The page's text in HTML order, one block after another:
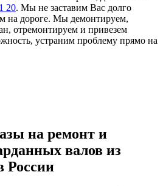
20. Мы не заставим Вас долго
на дороге. Мы демонтируем,
отремонтируем и привезем
устраним проблему прямо на
на ремонт и
валов из
России